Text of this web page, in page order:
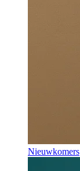
Nieuwkomers